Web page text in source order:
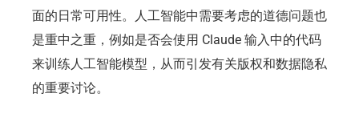
面的日常可用性。人工智能中需要考虑的道德问题也
是重中之重，例如是否会使用 Claude 输入中的代码
来训练人工智能模型，从而引发有关版权和数据隐私
的重要讨论。